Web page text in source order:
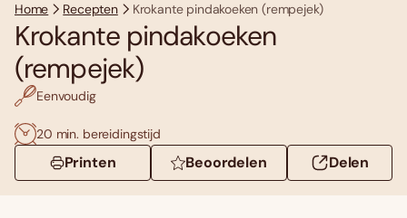
Home Recepten Krokante pindakoeken (rempejek)
Krokante pindakoeken
(rempejek)
Eenvoudig
20 min. bereidingstijd
Printen Beoordelen Delen